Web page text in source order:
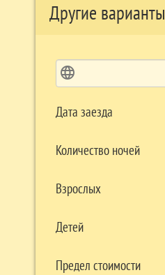
Другие варианты
language
Дата заезда
Количество ночей
Взрослых
Детей
Предел стоимости